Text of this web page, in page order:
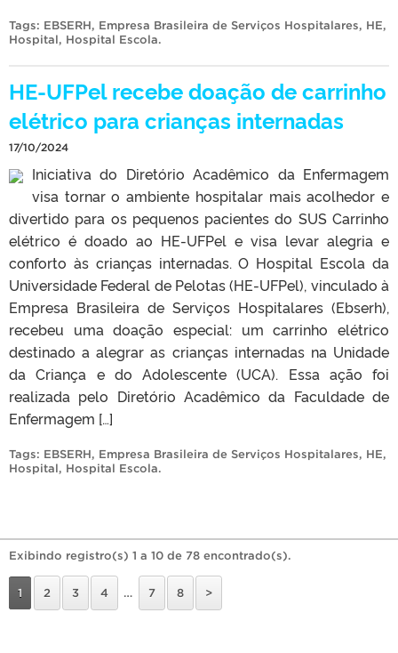
Tags: EBSERH, Empresa Brasileira de Serviços Hospitalares, HE,
Hospital, Hospital Escola.
HE-UFPel recebe doação de carrinho
elétrico para crianças internadas
17/10/2024
Iniciativa do Diretório Acadêmico da Enfermagem
visa tornar o ambiente hospitalar mais acolhedor e
divertido para os pequenos pacientes do SUS Carrinho
elétrico é doado ao HE-UFPel e visa levar alegria e
conforto às crianças internadas. O Hospital Escola da
Universidade Federal de Pelotas (HE-UFPel), vinculado à
Empresa Brasileira de Serviços Hospitalares (Ebserh),
recebeu uma doação especial: um carrinho elétrico
destinado a alegrar as crianças internadas na Unidade
da Criança e do Adolescente (UCA). Essa ação foi
realizada pelo Diretório Acadêmico da Faculdade de
Enfermagem […]
Tags: EBSERH, Empresa Brasileira de Serviços Hospitalares, HE,
Hospital, Hospital Escola.
Exibindo registro(s) 1 a 10 de 78 encontrado(s).
1 2 3 4 … 7 8 >